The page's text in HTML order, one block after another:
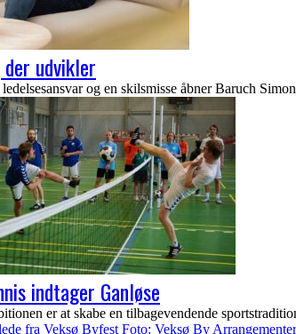
udvikler
og en skilsmisse åbner Baruch
indtager Ganløse
er at skabe en tilbagevendende